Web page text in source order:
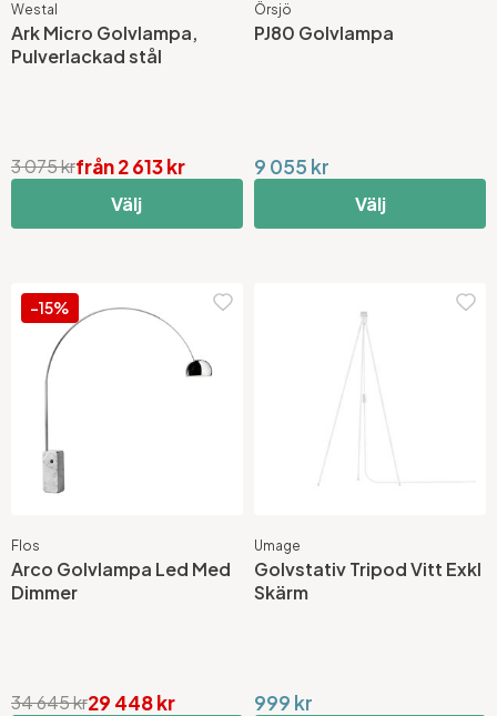
Westal
Ark Micro Golvlampa,
Pulverlackad stål
från 2 613 kr
3 075 kr
Välj
Örsjö
PJ80 Golvlampa
9 055 kr
Välj
-15%
Flos
Arco Golvlampa Led Med
Dimmer
29 448 kr
34 645 kr
Umage
Golvstativ Tripod Vitt Exkl
Skärm
999 kr